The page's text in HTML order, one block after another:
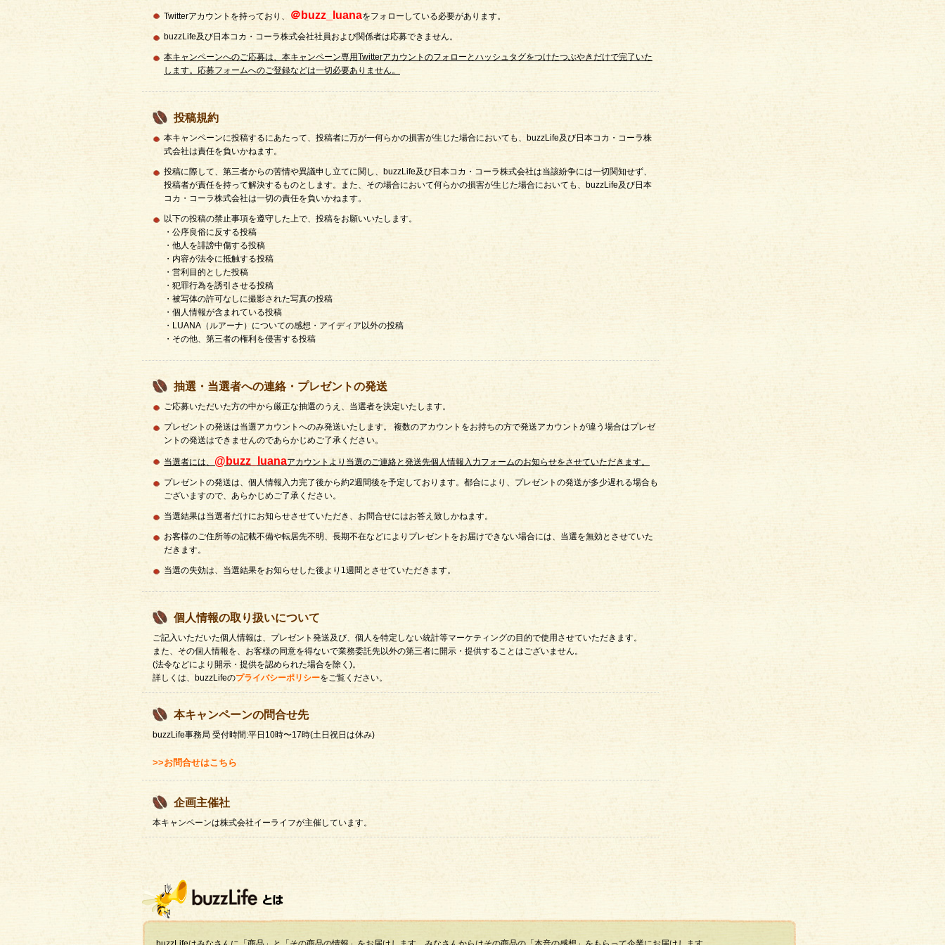
Twitterアカウントを持っており、 ＠buzz_luanaをフォローしている必要があります。
buzzLife及び日本コカ・コーラ株式会社社員および関係者は応募できません。
本キャンペーンへのご応募は、本キャンペーン専用Twitterアカウントのフォローとハッシュタグをつけたつぶやきだけで完了いた
します。応募フォームへのご登録などは一切必要ありません。
投稿規約
本キャンペーンに投稿するにあたって、投稿者に万が一何らかの損害が生じた場合においても、buzzLife及び日本コカ・コーラ株
式会社は責任を負いかねます。
投稿に際して、第三者からの苦情や異議申し立てに関し、buzzLife及び日本コカ・コーラ株式会社は当該紛争には一切関知せず、
投稿者が責任を持って解決するものとします。また、その場合において何らかの損害が生じた場合においても、buzzLife及び日本
コカ・コーラ株式会社は一切の責任を負いかねます。
以下の投稿の禁止事項を遵守した上で、投稿をお願いいたします。
・公序良俗に反する投稿
・他人を誹謗中傷する投稿
・内容が法令に抵触する投稿
・営利目的とした投稿
・犯罪行為を誘引させる投稿
・被写体の許可なしに撮影された写真の投稿
・個人情報が含まれている投稿
・LUANA（ルアーナ）についての感想・アイディア以外の投稿
・その他、第三者の権利を侵害する投稿
抽選・当選者への連絡・プレゼントの発送
ご応募いただいた方の中から厳正な抽選のうえ、当選者を決定いたします。
プレゼントの発送は当選アカウントへのみ発送いたします。 複数のアカウントをお持ちの方で発送アカウントが違う場合はプレゼ
ントの発送はできませんのであらかじめご了承ください。
当選者には、 @buzz_luanaアカウントより当選のご連絡と発送先個人情報入力フォームのお知らせをさせていただきます。
プレゼントの発送は、個人情報入力完了後から約2週間後を予定しております。都合により、プレゼントの発送が多少遅れる場合も
ございますので、あらかじめご了承ください。
当選結果は当選者だけにお知らせさせていただき、お問合せにはお答え致しかねます。
お客様のご住所等の記載不備や転居先不明、長期不在などによりプレゼントをお届けできない場合には、当選を無効とさせていた
だきます。
当選の失効は、当選結果をお知らせした後より1週間とさせていただきます。
個人情報の取り扱いについて
ご記入いただいた個人情報は、プレゼント発送及び、個人を特定しない統計等マーケティングの目的で使用させていただきます。
また、その個人情報を、お客様の同意を得ないで業務委託先以外の第三者に開示・提供することはございません。
(法令などにより開示・提供を認められた場合を除く)。
詳しくは、buzzLifeのプライバシーポリシーをご覧ください。
本キャンペーンの問合せ先
buzzLife事務局 受付時間:平日10時〜17時(土日祝日は休み)
>>お問合せはこちら
企画主催社
本キャンペーンは株式会社イーライフが主催しています。